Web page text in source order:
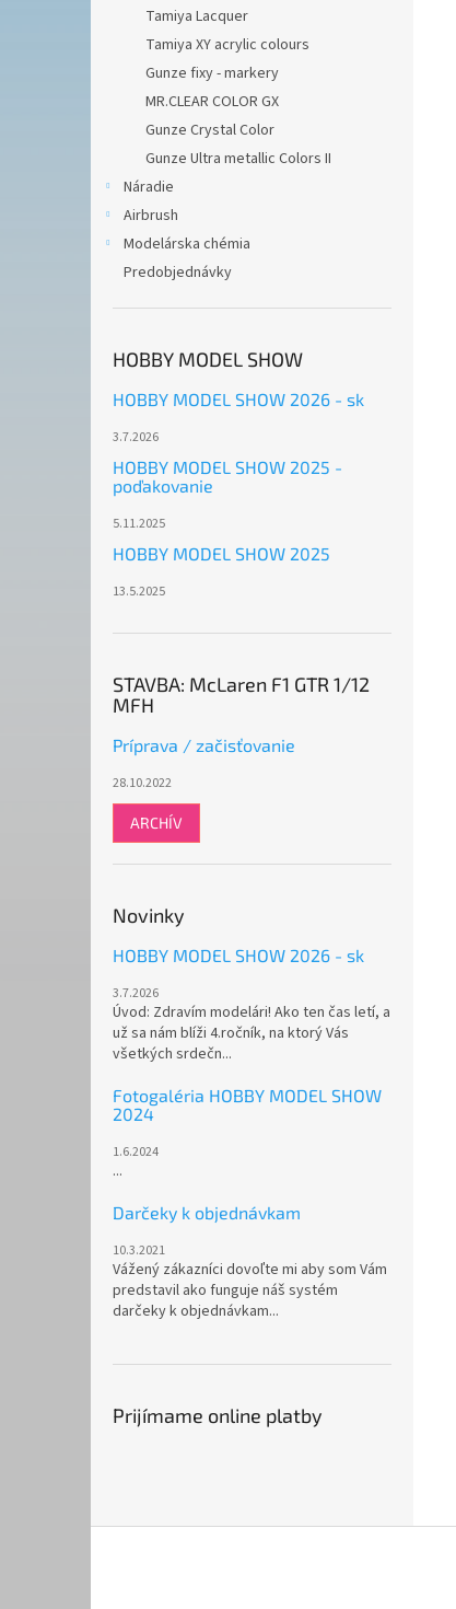
Tamiya Lacquer
Tamiya XY acrylic colours
Gunze fixy - markery
MR.CLEAR COLOR GX
Gunze Crystal Color
Gunze Ultra metallic Colors II
Náradie
Airbrush
Modelárska chémia
Predobjednávky
HOBBY MODEL SHOW
HOBBY MODEL SHOW 2026 - sk
3.7.2026
HOBBY MODEL SHOW 2025 -
poďakovanie
5.11.2025
HOBBY MODEL SHOW 2025
13.5.2025
STAVBA: McLaren F1 GTR 1/12
MFH
Príprava / začisťovanie
28.10.2022
ARCHÍV
Novinky
HOBBY MODEL SHOW 2026 - sk
3.7.2026
Úvod: Zdravím modelári! Ako ten čas letí, a
už sa nám blíži 4.ročník, na ktorý Vás
všetkých srdečn...
Fotogaléria HOBBY MODEL SHOW
2024
1.6.2024
...
Darčeky k objednávkam
10.3.2021
Vážený zákazníci dovoľte mi aby som Vám
predstavil ako funguje náš systém
darčeky k objednávkam...
Prijímame online platby